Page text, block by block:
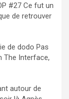
#27 Ce fut un
de retrouver
de dodo Pas
The Interface,
autour de